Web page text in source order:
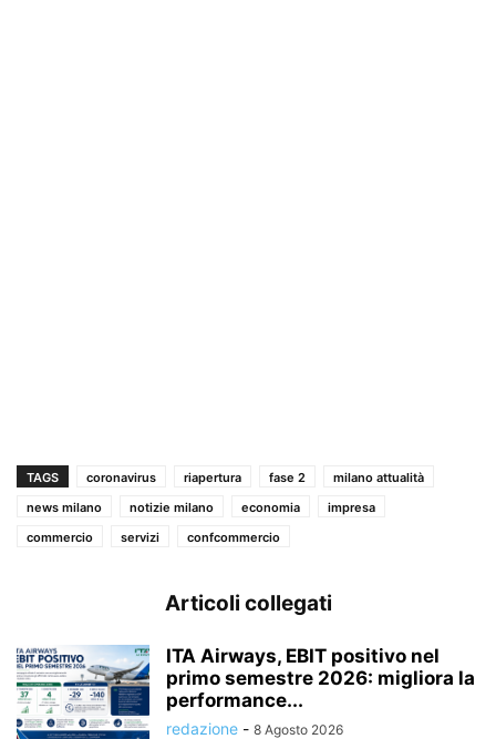
TAGS coronavirus riapertura fase 2
milano attualità
news milano
notizie milano economia
impresa
commercio
servizi confcommercio
Articoli collegati
ITA Airways, EBIT positivo nel
primo semestre 2026: migliora la
performance...
redazione - 8 Agosto 2026